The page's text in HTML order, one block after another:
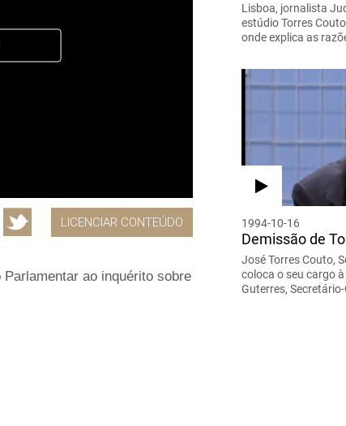
LICENCIAR CONTEÚDO
ao inquérito sobre
Lisboa, jornalista
estúdio Torres
onde explica as
1994-10-16
Demissão de
José Torres Couto,
coloca o seu cargo
Guterres,